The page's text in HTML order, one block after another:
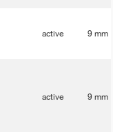
active 9 mm
active 9 mm